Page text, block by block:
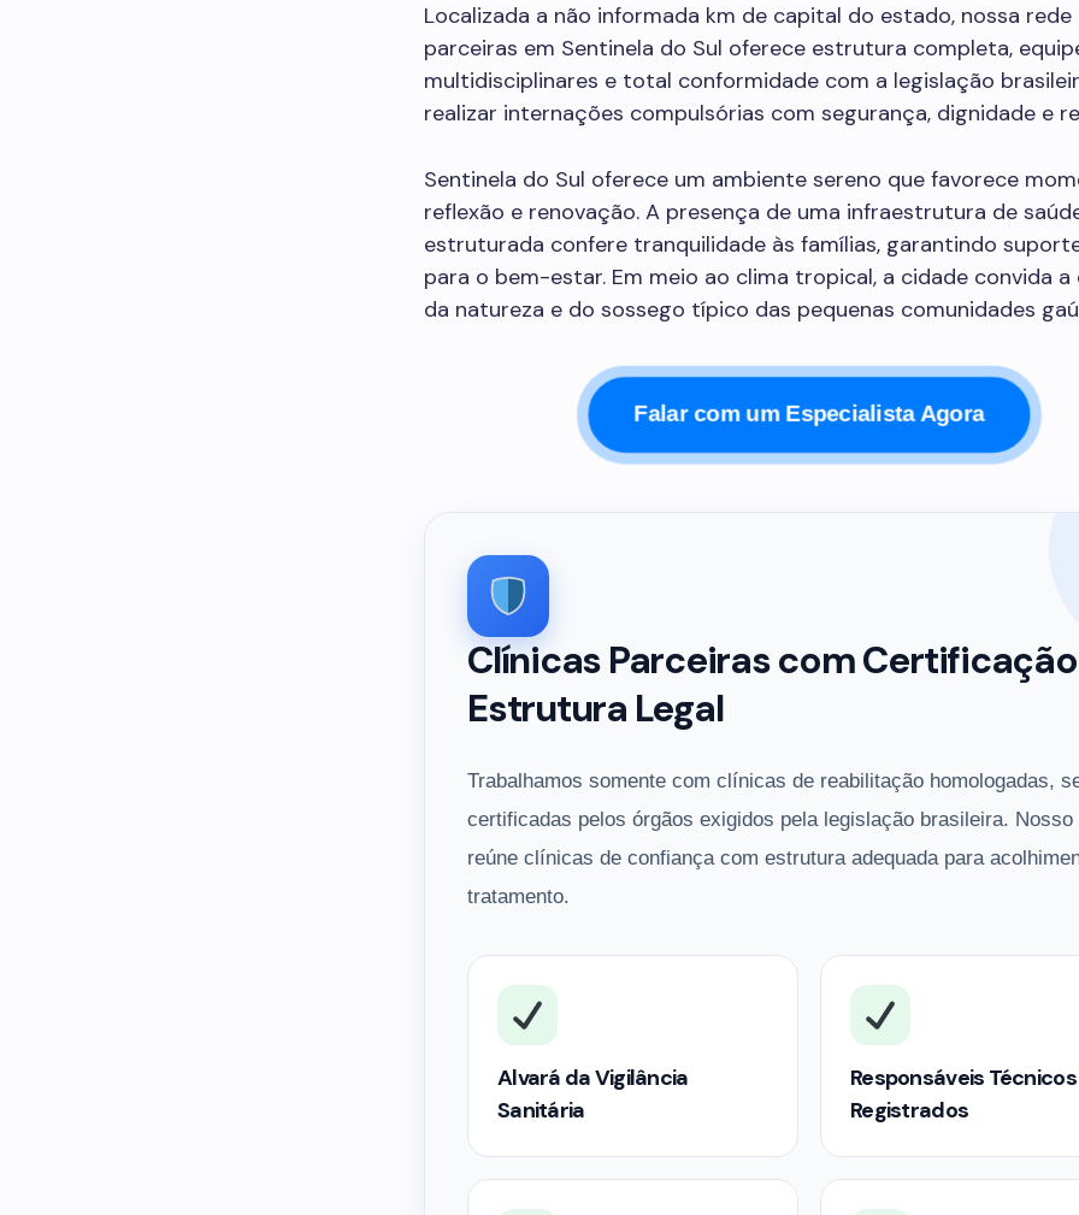
Localizada a não informada km de capital do estado, nossa rede
parceiras em Sentinela do Sul oferece estrutura completa,
multidisciplinares e total conformidade com a legislação
realizar internações compulsórias com segurança, dignidade e
Sentinela do Sul oferece um ambiente sereno que favorece
reflexão e renovação. A presença de uma infraestrutura de
estruturada confere tranquilidade às famílias, garantindo
para o bem-estar. Em meio ao clima tropical, a cidade convida
da natureza e do sossego típico das pequenas comunidades
Falar com um Especialista Agora
Clínicas Parceiras com
Estrutura Legal
Trabalhamos somente com clínicas de reabilitação homologadas,
certificadas pelos órgãos exigidos pela legislação brasileira. Nosso
reúne clínicas de confiança com estrutura adequada para
tratamento.
Alvará da Vigilância
Sanitária
Responsáveis Técnicos
Registrados